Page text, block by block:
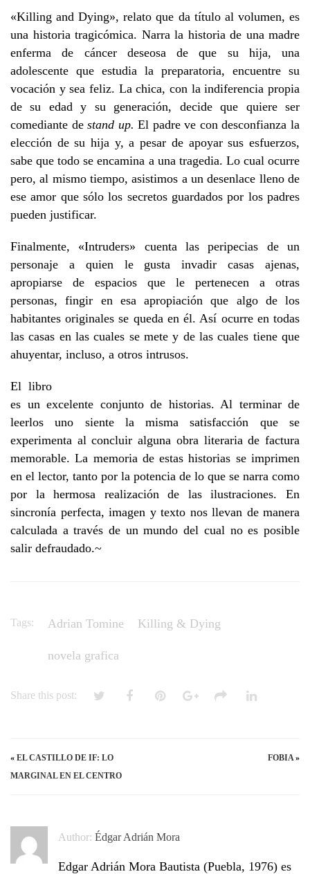
«Killing and Dying», relato que da título al volumen, es
una historia tragicómica. Narra la historia de una madre
enferma de cáncer deseosa de que su hija, una
adolescente que estudia la preparatoria, encuentre su
vocación y sea feliz. La chica, con la indiferencia propia
de su edad y su generación, decide que quiere ser
comediante destand up.El padre ve con desconfianza la
elección de su hija y, a pesar de apoyar sus esfuerzos,
sabe que todo se encamina a una tragedia. Lo cual ocurre
pero, al mismo tiempo, asistimos a un desenlace lleno de
ese amor que sólo los secretos guardados por los padres
pueden justificar.
Finalmente, «Intruders» cuenta las peripecias de un
personaje a quien le gusta invadir casas ajenas,
apropiarse de espacios que le pertenecen a otras
personas, fingir en esa apropiación que algo de los
habitantes originales se queda en él. Así ocurre en todas
las casas en las cuales se mete y de las cuales tiene que
ahuyentar, incluso, a otros intrusos.
El libro
es un excelente conjunto de historias. Al terminar de
leerlos uno siente la misma satisfacción que se
experimenta al concluir alguna obra literaria de factura
memorable. La memoria de estas historias se imprimen
en el lector, tanto por la potencia de lo que se narra como
por la hermosa realización de las ilustraciones. En
sincronía perfecta, imagen y texto nos llevan de manera
calculada a través de un mundo del cual no es posible
salir defraudado.~
Tags: Adrian Tomine Killing & Dying
novela grafica
Share this post:
« EL CASTILLO DE IF: LO
MARGINAL EN EL CENTRO
FOBIA»
Author:Édgar Adrián Mora
Edgar Adrián Mora Bautista (Puebla, 1976) es